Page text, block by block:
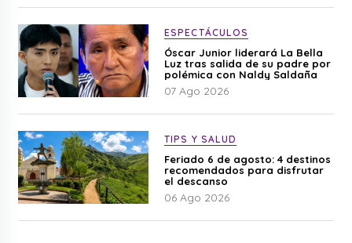
ESPECTÁCULOS
Óscar Junior liderará La Bella
Luz tras salida de su padre por
polémica con Naldy Saldaña
07 Ago 2026
TIPS Y SALUD
Feriado 6 de agosto: 4 destinos
recomendados para disfrutar
el descanso
06 Ago 2026